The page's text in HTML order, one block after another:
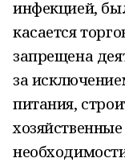
инфекцией,
касается
запрещена
за
питания,